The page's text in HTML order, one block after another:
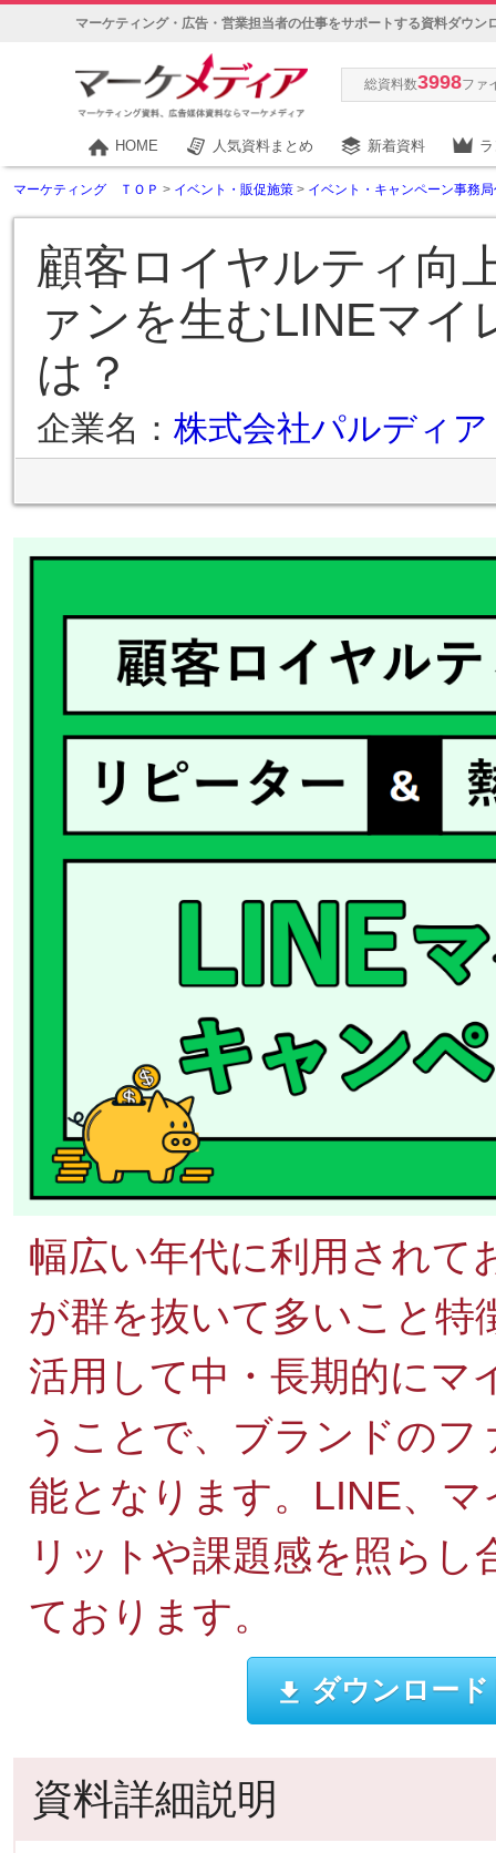
マーケティング・広告・営業担当者の仕事をサポートする資料ダウン
総資料数3998ファ
HOME 人気資料まとめ 新着資料
マーケティング ＴＯＰ > イベント・販促施策 > イベント・キャンペーン事務
顧客ロイヤルティ向
ァンを生むLINEマ
は？
企業名： 株式会社パルディア
幅広い年代に利用されて
が群を抜いて多いこと特
活用して中・長期的にマ
うことで、ブランドの
能となります。LINE、
リットや課題感を照ら
ております。
ダウンロー
資料詳細説明